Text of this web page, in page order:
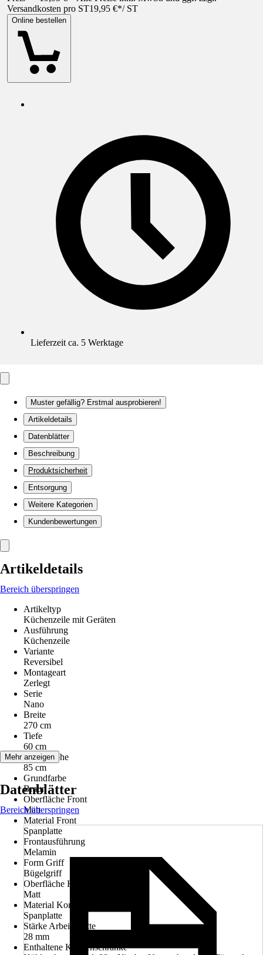
Versandkosten pro ST19,95 €*/ ST
Online bestellen
Lieferzeit ca. 5 Werktage
Muster gefällig? Erstmal ausprobieren!
Artikeldetails
Datenblätter
Beschreibung
Produktsicherheit
Entsorgung
Weitere Kategorien
Kundenbewertungen
Artikeldetails
Bereich überspringen
Artikeltyp
Küchenzeile mit Geräten
Ausführung
Küchenzeile
Variante
Reversibel
Montageart
Zerlegt
Serie
Nano
Breite
270 cm
Tiefe
60 cm
Arbeitshöhe
85 cm
Grundfarbe
Braun
Oberfläche Front
Matt
Material Front
Spanplatte
Frontausführung
Melamin
Form Griff
Bügelgriff
Oberfläche Korpus
Matt
Material Korpus
Spanplatte
Stärke Arbeitsplatte
28 mm
Enthaltene Küchenschränke
Mehr anzeigen
Datenblätter
Bereich überspringen